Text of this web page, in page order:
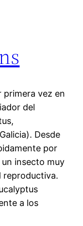
primera vez en
del
Desde
por
insecto muy
reproductiva.
a los